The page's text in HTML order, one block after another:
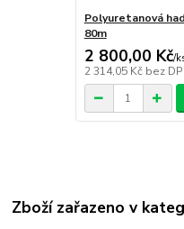
Polyuretanová
80m
2 800,00 Kč/
2 314,05 Kč bez
Zboží zařazeno v